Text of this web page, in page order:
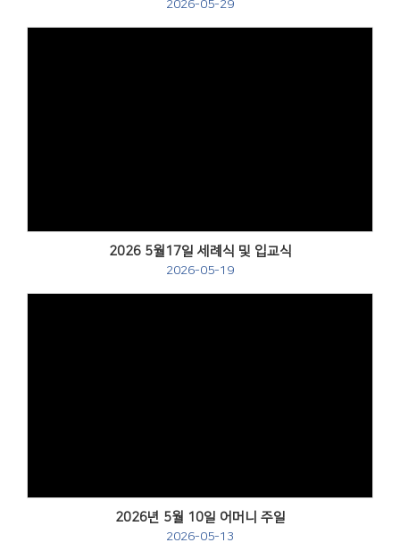
2026-05-29
2026 5월17일 세례식 및 입교식
2026-05-19
2026년 5월 10일 어머니 주일
2026-05-13